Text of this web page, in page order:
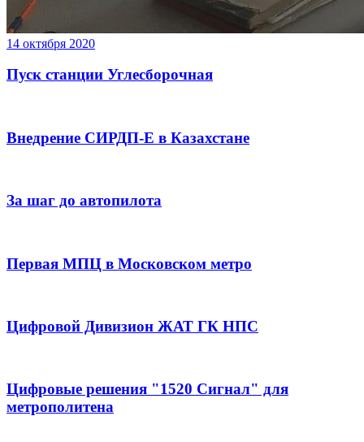
14 октября 2020
Пуск станции Углесборочная
Внедрение СИРДП-Е в Казахстане
За шаг до автопилота
Первая МПЦ в Московском метро
Цифровой Дивизион ЖАТ ГК НПС
Цифровые решения "1520 Сигнал" для
метрополитена